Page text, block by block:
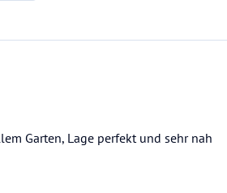
Garten, Lage perfekt und sehr nah